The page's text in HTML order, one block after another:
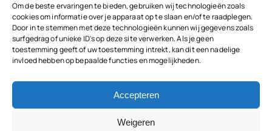
Om de beste ervaringen te bieden, gebruiken wij technologieën zoals
cookies om informatie over je apparaat op te slaan en/of te raadplegen.
Door in te stemmen met deze technologieën kunnen wij gegevens zoals
surfgedrag of unieke ID's op deze site verwerken. Als je geen
toestemming geeft of uw toestemming intrekt, kan dit een nadelige
invloed hebben op bepaalde functies en mogelijkheden.
Accepteren
Weigeren
© 2026NBC Eelman & Partners |KvK: 78187591
Algemene voorwaarden|Disclaimer | Copyright |